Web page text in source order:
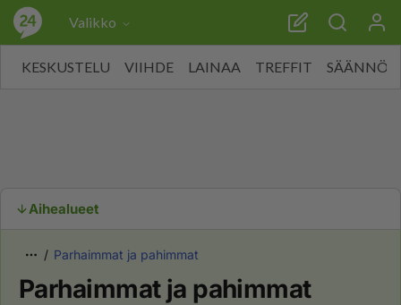
Valikko
KESKUSTELU VIIHDE LAINAA TREFFIT SÄÄNNÖT
Aihealueet
Parhaimmat ja pahimmat
Parhaimmat ja pahimmat